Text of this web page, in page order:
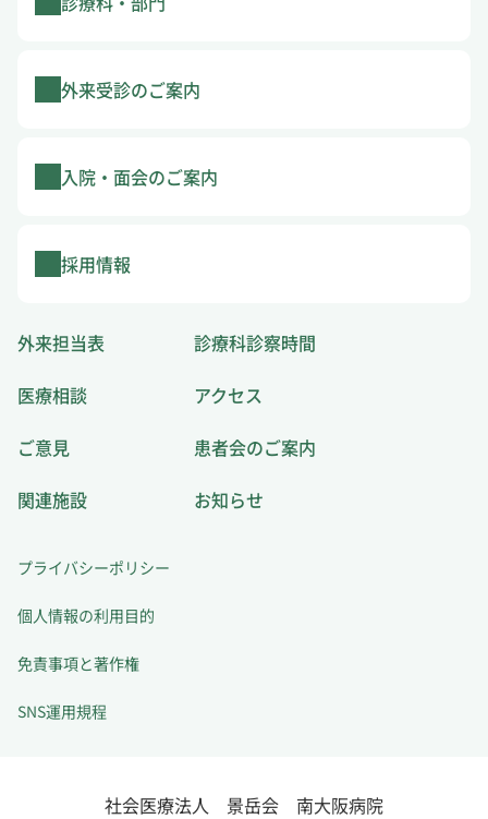
外来受診のご案内
入院・面会のご案内
採用情報
外来担当表
診療科診察時間
医療相談
アクセス
ご意見
患者会のご案内
関連施設
お知らせ
プライバシーポリシー
個人情報の利用目的
免責事項と著作権
SNS運用規程
社会医療法人 景岳会 南大阪病院